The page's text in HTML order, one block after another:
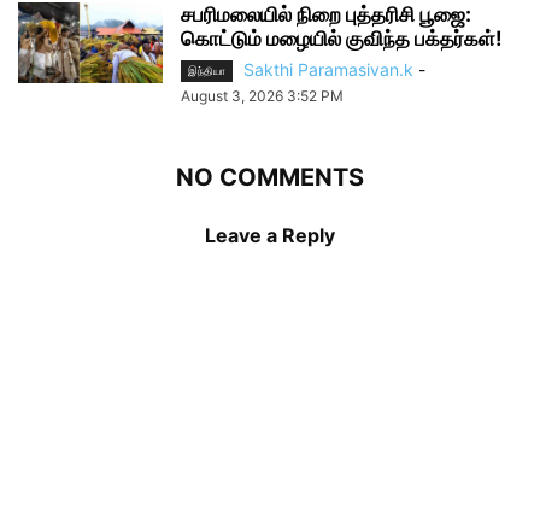
சபரிமலையில் நிறை புத்தரிசி பூஜை:
கொட்டும் மழையில் குவிந்த பக்தர்கள்!
இந்தியா Sakthi Paramasivan.k -
August 3, 2026 3:52 PM
NO COMMENTS
Leave a Reply